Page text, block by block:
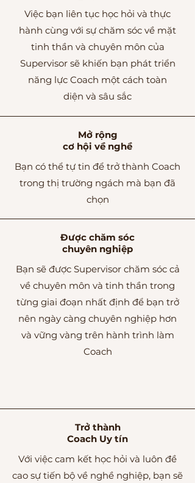
Việc bạn liên tục học hỏi và thực
hành cùng với sự chăm sóc về mặt
tinh thần và chuyên môn của
Supervisor sẽ khiến bạn phát triển
năng lực Coach một cách toàn
diện và sâu sắc
Mở rộng
cơ hội về nghề
Bạn có thể tự tin để trở thành Coach
trong thị trường ngách mà bạn đã
chọn
Được chăm sóc
chuyên nghiệp
Bạn sẽ được Supervisor chăm sóc cả
về chuyên môn và tinh thần trong
từng giai đoạn nhất định để bạn trở
nên ngày càng chuyên nghiệp hơn
và vững vàng trên hành trình làm
Coach
Trở thành
Coach Uy tín
Với việc cam kết học hỏi và luôn đề
cao sự tiến bộ về nghề nghiệp, bạn sẽ